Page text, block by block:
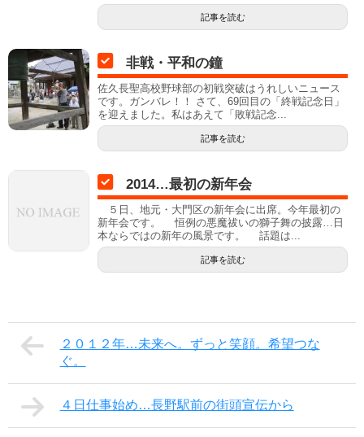
記事を読む
非戦・平和の鐘
佐久長聖高校野球部の初戦突破はうれしいニュース
です。ガンバレ！！ さて、69回目の「終戦記念日」
を迎えました。私はあえて「敗戦記念...
記事を読む
2014…最初の新年会
５日、地元・大門区の新年会に出席。今年最初の
新年会です。 恒例の悪魔祓いの獅子舞の披露…日
本ならではの新年の風景です。 話題は...
記事を読む
２０１２年…未来へ。ずっと笑顔。希望つな
ぐ。
４日仕事始め…長野駅前の街頭宣伝から